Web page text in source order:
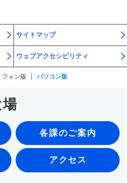
サイトマップ
ウェブアクセシビリティ
フォン版 パソコン版
各課のご案内
アクセス